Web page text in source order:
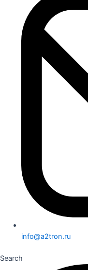
info@a2tron.ru
Search